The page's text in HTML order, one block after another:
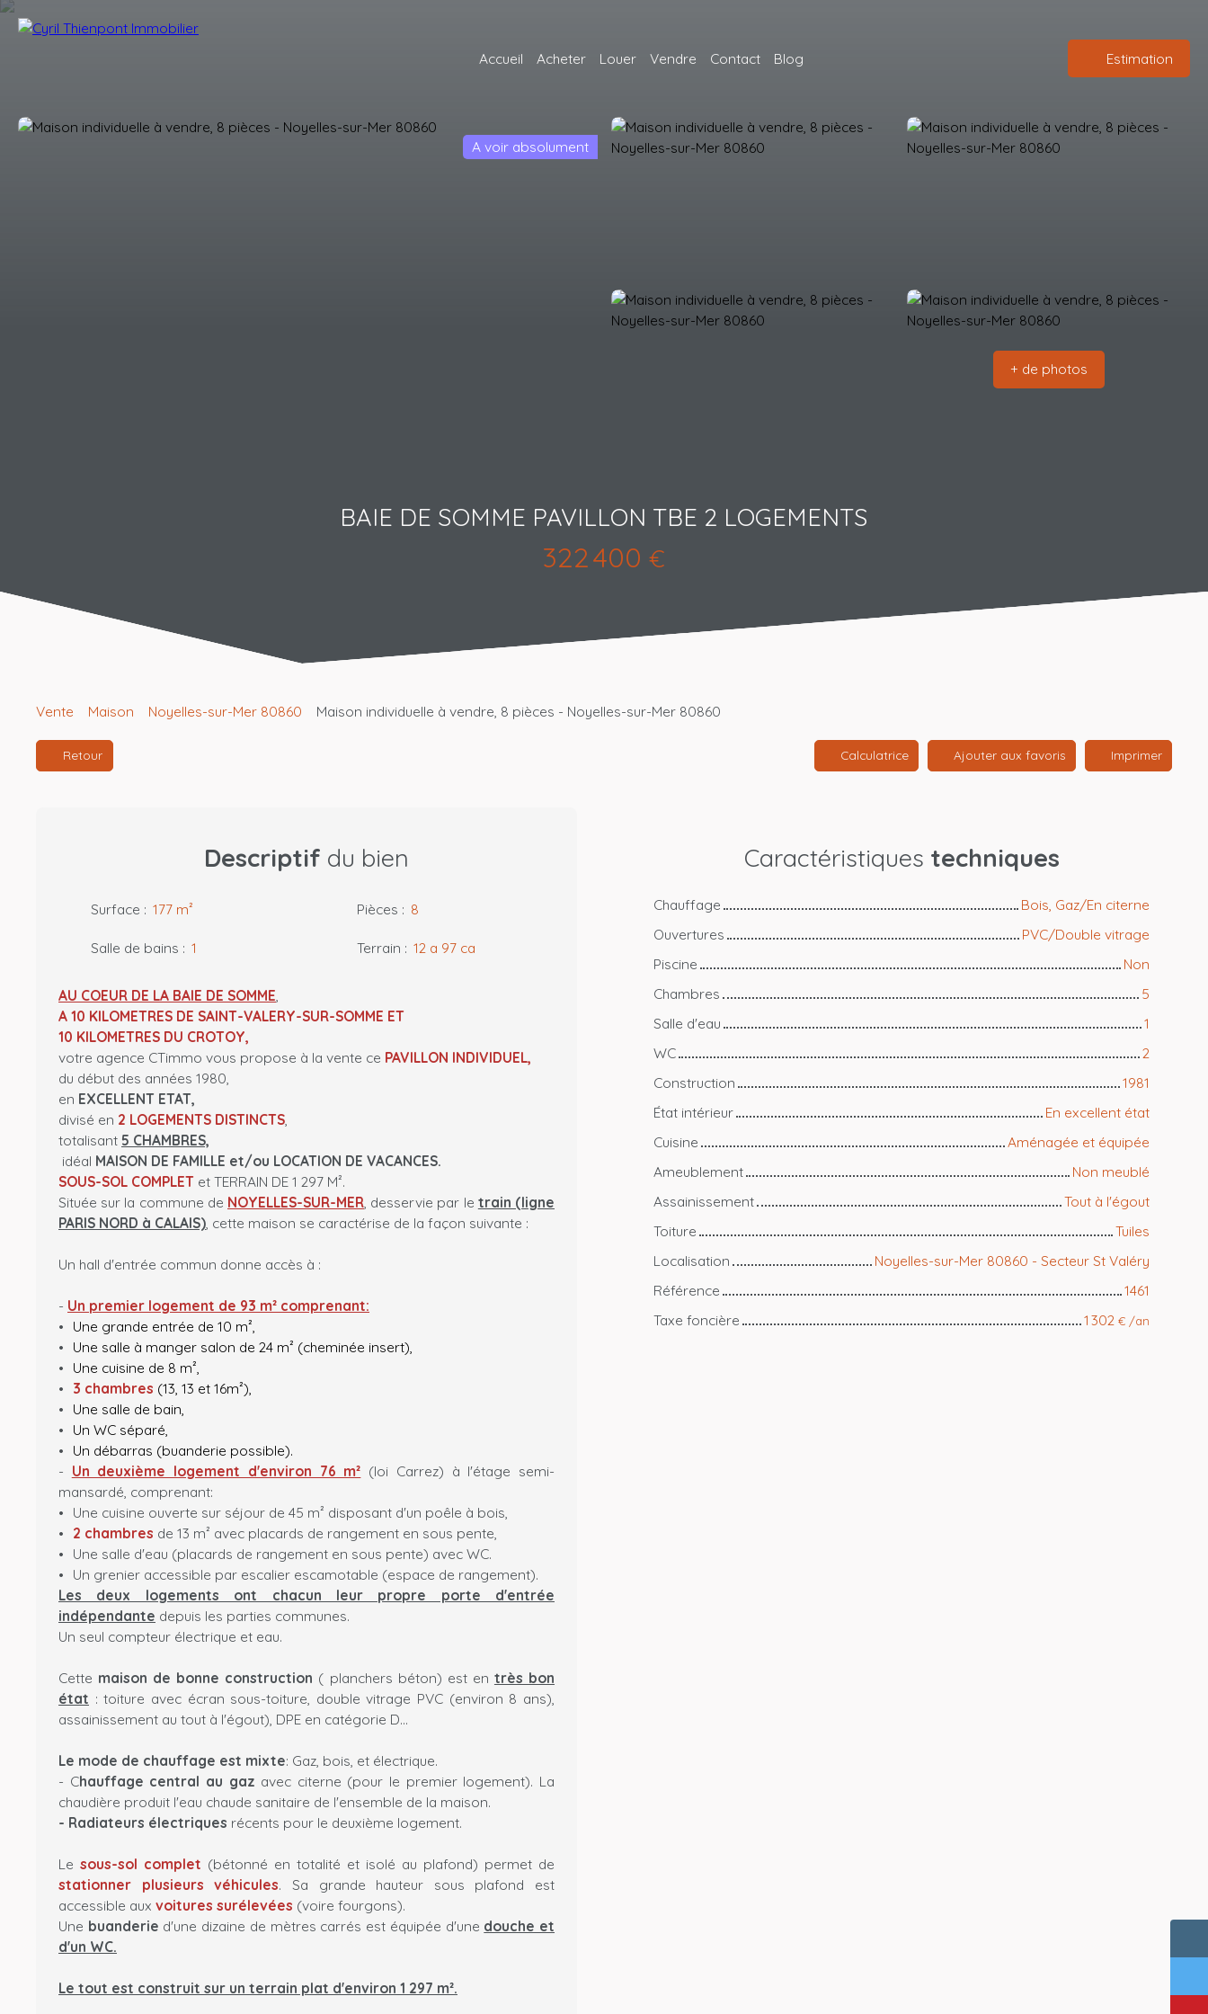
Accueil Acheter Louer Vendre Contact Blog Estimation
A voir absolument
+ de photos
BAIE DE SOMME PAVILLON TBE 2 LOGEMENTS
322 400 €
Vente Maison Noyelles-sur-Mer 80860 Maison individuelle à vendre, 8 pièces - Noyelles-sur-Mer 80860
Retour Calculatrice Ajouter aux favoris Imprimer
Descriptif du bien
Surface : 177 m² Pièces : 8
Salle de bains : 1 Terrain : 12 a 97 ca
AU COEUR DE LA BAIE DE SOMME
A 10 KILOMETRES DE SAINT-VALERY-SUR-SOMME ET
10 KILOMETRES DU CROTOY,
votre agence CTimmo vous propose à la vente ce PAVILLON INDIVIDUEL,
du début des années 1980,
en EXCELLENT ETAT,
divisé en 2 LOGEMENTS DISTINCTS
totalisant 5 CHAMBRES,
idéal MAISON DE FAMILLE et/ou LOCATION DE VACANCES.
SOUS-SOL COMPLET et TERRAIN DE 1 297 M².
Située sur la commune de NOYELLES-SUR-MER , desservie par le train (ligne
PARIS NORD à CALAIS) , cette maison se caractérise de la façon suivante :
Un hall d'entrée commun donne accès à :
- Un premier logement de 93 m² comprenant:
Une grande entrée de 10 m²,
Une salle à manger salon de 24 m² (cheminée insert),
Une cuisine de 8 m²,
3 chambres (13, 13 et 16m²),
Une salle de bain,
Un WC séparé,
Un débarras (buanderie possible).
- Un deuxième logement d'environ 76 m² (loi Carrez) à l'étage semi-
mansardé, comprenant:
Une cuisine ouverte sur séjour de 45 m² disposant d'un poêle à bois,
2 chambres de 13 m² avec placards de rangement en sous pente,
Une salle d'eau (placards de rangement en sous pente) avec WC.
Un grenier accessible par escalier escamotable (espace de rangement).
Les deux logements ont chacun leur propre porte d'entrée
indépendante depuis les parties communes.
Un seul compteur électrique et eau.
Cette maison de bonne construction ( planchers béton) est en très bon
état : toiture avec écran sous-toiture, double vitrage PVC (environ 8 ans),
assainissement au tout à l'égout), DPE en catégorie D...
Le mode de chauffage est mixte: Gaz, bois, et électrique.
- Chauffage central au gaz avec citerne (pour le premier logement). La
chaudière produit l'eau chaude sanitaire de l'ensemble de la maison.
- Radiateurs électriques récents pour le deuxième logement.
Le sous-sol complet (bétonné en totalité et isolé au plafond) permet de
stationner plusieurs véhicules. Sa grande hauteur sous plafond est
accessible aux voitures surélevées (voire fourgons).
Une buanderie d'une dizaine de mètres carrés est équipée d'une douche et
d'un WC.
Le tout est construit sur un terrain plat d'environ 1 297 m².
Caractéristiques techniques
Chauffage
Bois, Gaz/En citerne
Ouvertures
PVC/Double vitrage
Piscine
Non
Chambres
5
Salle d'eau
1
WC
2
Construction
1981
État intérieur
En excellent état
Cuisine
Aménagée et équipée
Ameublement
Non meublé
Assainissement
Tout à l'égout
Toiture
Tuiles
Localisation
Noyelles-sur-Mer 80860 - Secteur St Valéry
Référence
1461
Taxe foncière
1 302 € /an